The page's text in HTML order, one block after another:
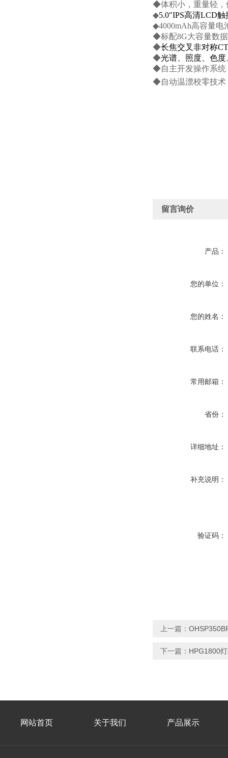
◆体积小，重量轻，
◆5.0"IPS高清LCD触
◆4000mAh高容量电
◆标配8G大容量数
◆长焦交叉非对称CT
◆光谱、照度、色
◆自主开发操作系统
◆自动温漂校零技术
留言询价
产品：
您的单位：
您的姓名：
联系电话：
常用邮箱：
省份：
详细地址：
补充说明：
验证码：
上一篇：
下一篇： HPG1800
网站首页 关于我们 产品展示